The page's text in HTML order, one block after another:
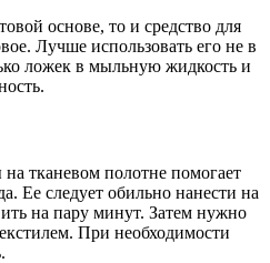
основе, то и средство для
Лучше использовать его не в
ложек в мыльную жидкость и
тканевом полотне помогает
Ее следует обильно нанести на
на пару минут. Затем нужно
При необходимости